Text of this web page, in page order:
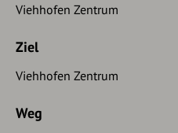
Viehhofen Zentrum
Ziel
Viehhofen Zentrum
Weg